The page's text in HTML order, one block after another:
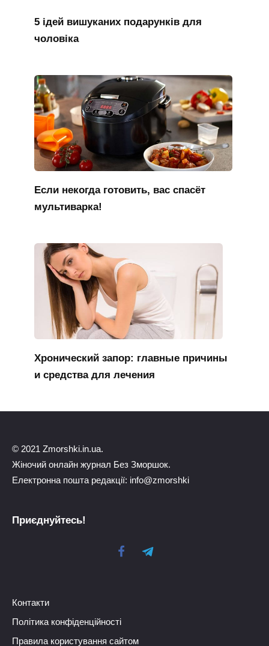
5 ідей вишуканих подарунків для
чоловіка
Если некогда готовить, вас спасёт
мультиварка!
Хронический запор: главные причины
и средства для лечения
© 2021 Zmorshki.in.ua.
Жіночий онлайн журнал Без Зморшок.
Електронна пошта редакції: info@zmorshki
Приєднуйтесь!
Контакти
Політика конфіденційності
Правила користування сайтом